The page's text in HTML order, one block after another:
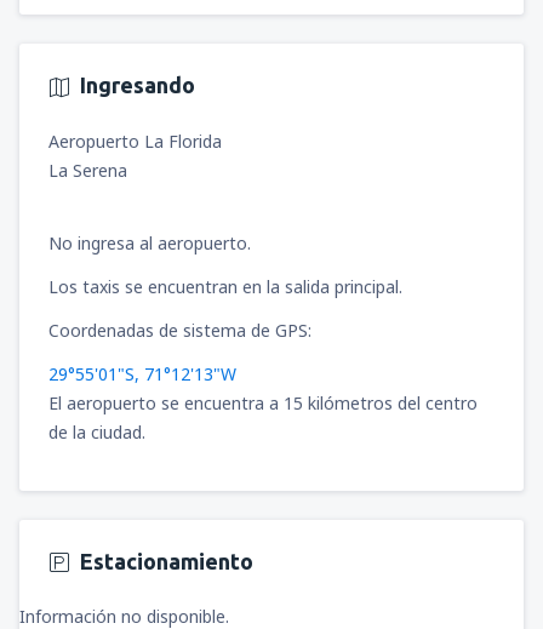
Ingresando
Aeropuerto La Florida
La Serena
No ingresa al aeropuerto.
Los taxis se encuentran en la salida principal.
Coordenadas de sistema de GPS:
29°55'01"S, 71°12'13"W
El aeropuerto se encuentra a 15 kilómetros del centro
de la ciudad.
Estacionamiento
Información no disponible.